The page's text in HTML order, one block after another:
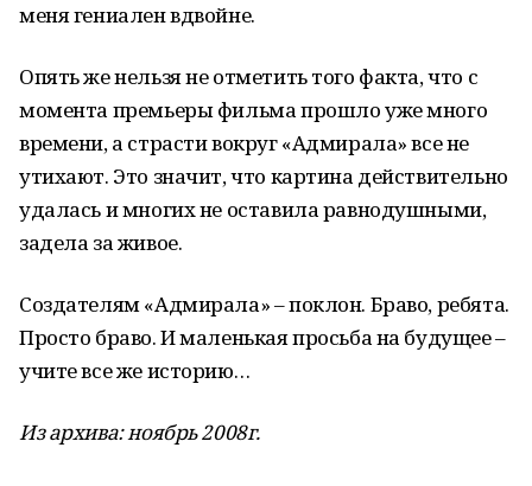
меня гениален вдвойне.
Опять же нельзя не отметить того факта, что с
момента премьеры фильма прошло уже много
времени, а страсти вокруг «Адмирала» все не
утихают. Это значит, что картина действительно
удалась и многих не оставила равнодушными,
задела за живое.
Создателям «Адмирала» – поклон. Браво, ребята.
Просто браво. И маленькая просьба на будущее –
учите все же историю…
Из архива: ноябрь 2008г.